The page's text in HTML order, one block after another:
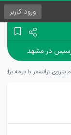
ورود کاربر
در مشهد
نیروی ترانسفر با بیمه